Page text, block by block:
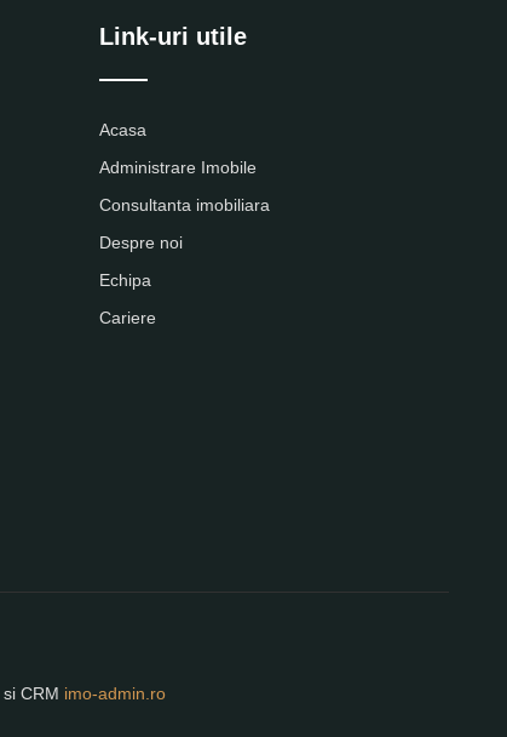
Link-uri utile
Acasa
Administrare Imobile
Consultanta imobiliara
Despre noi
Echipa
Cariere
si CRM imo-admin.ro